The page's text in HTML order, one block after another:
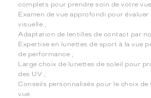
complets pour prendre soin de votre
Examen de vue approfondi pour
visuelle ;
Adaptation de lentilles de contact par
Expertise en lunettes de sport à la vue
de performance ;
Large choix de lunettes de soleil pour
des UV ;
Conseils personnalisés pour le choix de
vue.